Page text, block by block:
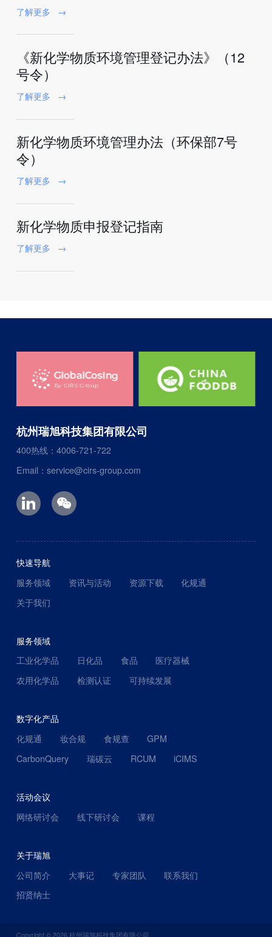
了解更多 →
《新化学物质环境管理登记办法》（12
号令）
了解更多 →
新化学物质环境管理办法（环保部7号
令）
了解更多 →
新化学物质申报登记指南
了解更多 →
杭州瑞旭科技集团有限公司
400热线：4006-721-722
Email：service@cirs-group.com
快速导航
服务领域
资讯与活动 资源下载
化规通
关于我们
服务领域
工业化学品
日化品 食品
医疗器械
农用化学品
检测认证 可持续发展
数字化产品
化规通
妆合规 食规查
GPM
CarbonQuery
瑞碳云 RCUM iCIMS
活动会议
网络研讨会
线下研讨会 课程
关于瑞旭
公司简介
大事记 专家团队
联系我们
招贤纳士
Copyright © 2026杭州瑞旭科技集团有限公司